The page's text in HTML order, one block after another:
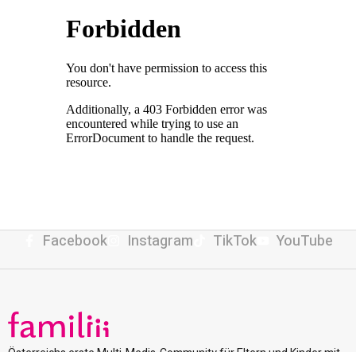
Facebook Instagram TikTok YouTube